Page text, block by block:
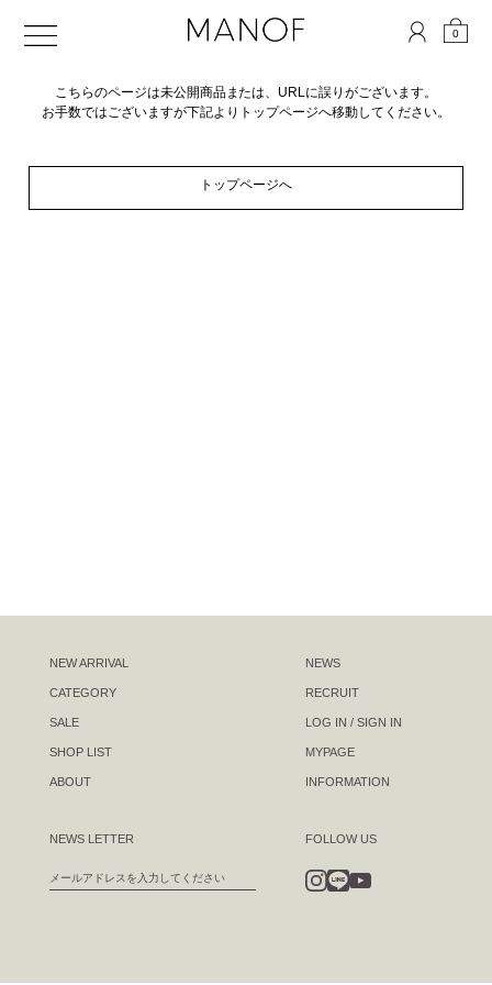
0
こちらのページは未公開商品または、URLに誤りがございます。
お手数ではございますが下記よりトップページへ移動してください。
トップページへ
NEW ARRIVAL
CATEGORY
SALE
SHOP LIST
ABOUT
NEWS LETTER
NEWS
RECRUIT
LOG IN / SIGN IN
MYPAGE
INFORMATION
FOLLOW US